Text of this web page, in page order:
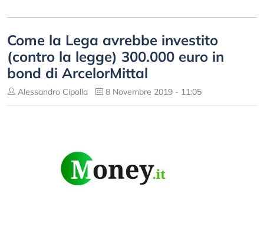
Come la Lega avrebbe investito
(contro la legge) 300.000 euro in
bond di ArcelorMittal
Alessandro Cipolla 8 Novembre 2019 - 11:05